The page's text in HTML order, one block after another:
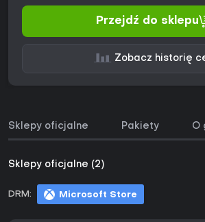
Przejdź do sklepu
Zobacz historię
Sklepy oficjalne Pakiety O
Sklepy oficjalne (2)
DRM: Microsoft Store